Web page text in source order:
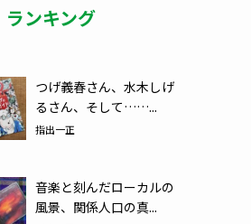
ランキング
つげ義春さん、水木しげ
るさん、そして……...
指出一正
音楽と刻んだローカルの
風景、関係人口の真...